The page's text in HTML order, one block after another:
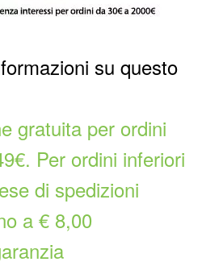
su questo
gratuita per ordini
Per ordini inferiori
di spedizioni
a € 8,00